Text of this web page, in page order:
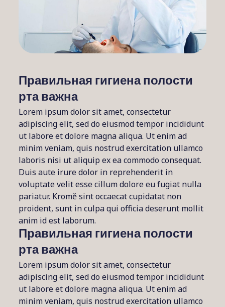
Правильная гигиена полости
рта важна
Lorem ipsum dolor sit amet, consectetur
adipiscing elit, sed do eiusmod tempor incididunt
ut labore et dolore magna aliqua. Ut enim ad
minim veniam, quis nostrud exercitation ullamco
laboris nisi ut aliquip ex ea commodo consequat.
Duis aute irure dolor in reprehenderit in
voluptate velit esse cillum dolore eu fugiat nulla
pariatur. Kromě sint occaecat cupidatat non
proident, sunt in culpa qui officia deserunt mollit
anim id est laborum.
Правильная гигиена полости
рта важна
Lorem ipsum dolor sit amet, consectetur
adipiscing elit, sed do eiusmod tempor incididunt
ut labore et dolore magna aliqua. Ut enim ad
minim veniam, quis nostrud exercitation ullamco